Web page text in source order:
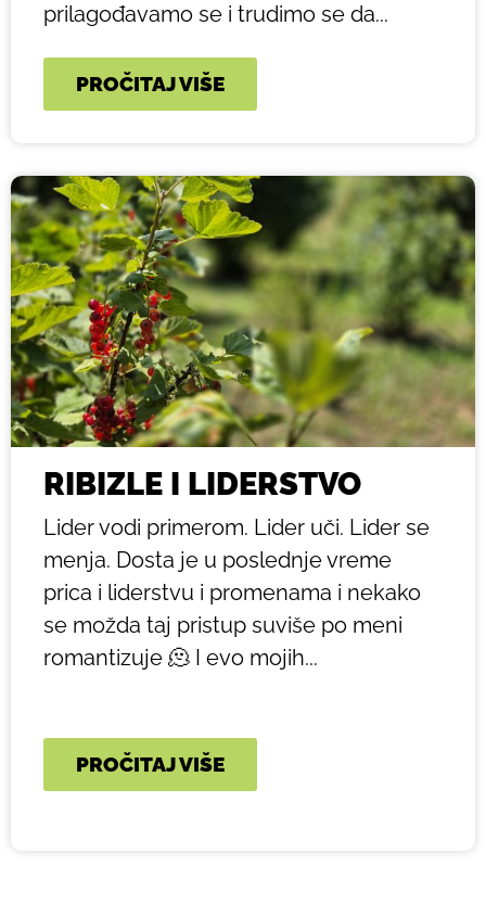
prilagođavamo se i trudimo se da...
PROČITAJ VIŠE
RIBIZLE I LIDERSTVO
Lider vodi primerom. Lider uči. Lider se
menja. Dosta je u poslednje vreme
prica i liderstvu i promenama i nekako
se možda taj pristup suviše po meni
romantizuje 🫠 I evo mojih...
PROČITAJ VIŠE